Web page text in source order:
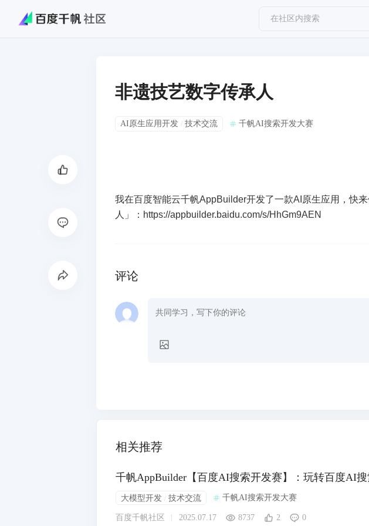
在社区内搜索
非遗技艺数字传承人
AI原生应用开发 / 技术交流 千帆AI搜索开发大赛
我在百度智能云千帆AppBuilder开发了一款AI原生应用，快
人」： https://appbuilder.baidu.com/s/HhGm9AEN
评论
相关推荐
千帆AppBuilder【百度AI搜索开发赛】：玩转百度AI
大模型开发 / 技术交流 千帆AI搜索开发大赛
百度千帆社区 2025.07.17 8737 2 0